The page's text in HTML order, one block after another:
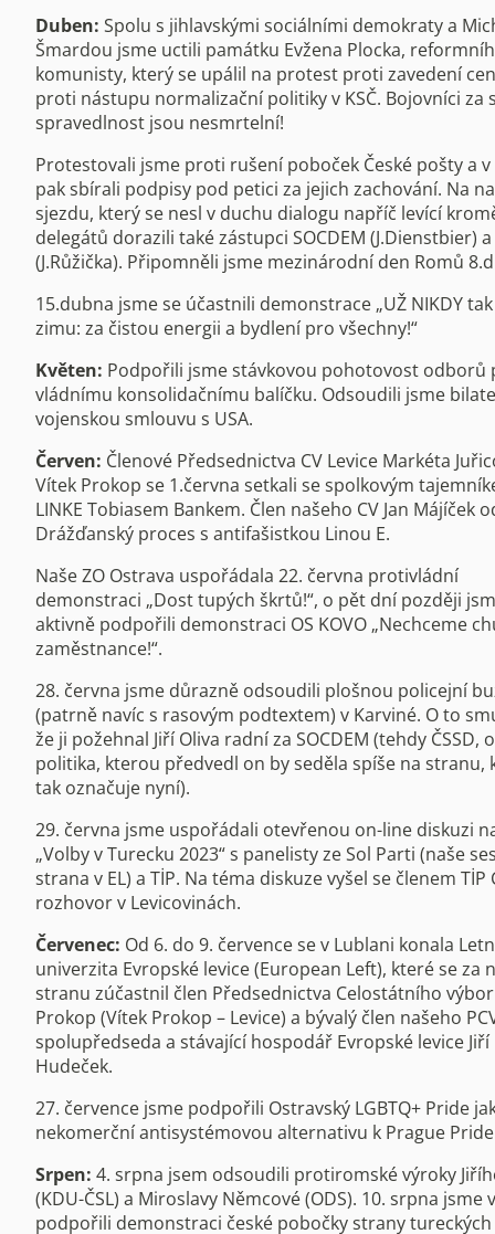
Duben: Spolu s jihlavskými sociálními demokraty a
Šmardou jsme uctili památku Evžena Plocka,
komunisty, který se upálil na protest proti zavedení
proti nástupu normalizační politiky v KSČ. Bojovníci za
spravedlnost jsou nesmrtelní!
Protestovali jsme proti rušení poboček České pošty a
pak sbírali podpisy pod petici za jejich zachování. Na
sjezdu, který se nesl v duchu dialogu napříč levící
delegátů dorazili také zástupci SOCDEM (J.Dienstbier) a
(J.Růžička). Připomněli jsme mezinárodní den Romů
15.dubna jsme se účastnili demonstrace „UŽ NIKDY
zimu: za čistou energii a bydlení pro všechny!“
Květen: Podpořili jsme stávkovou pohotovost odborů
vládnímu konsolidačnímu balíčku. Odsoudili jsme
vojenskou smlouvu s USA.
Červen: Členové Předsednictva CV Levice Markéta
Vítek Prokop se 1.června setkali se spolkovým
LINKE Tobiasem Bankem. Člen našeho CV Jan Májíček
Drážďanský proces s antifašistkou Linou E.
Naše ZO Ostrava uspořádala 22. června protivládní
demonstraci „Dost tupých škrtů!“, o pět dní později
aktivně podpořili demonstraci OS KOVO „Nechceme
zaměstnance!“.
28. června jsme důrazně odsoudili plošnou policejní
(patrně navíc s rasovým podtextem) v Karviné. O to
že ji požehnal Jiří Oliva radní za SOCDEM (tehdy ČSSD,
politika, kterou předvedl on by seděla spíše na stranu,
tak označuje nyní).
29. června jsme uspořádali otevřenou on-line diskuzi
„Volby v Turecku 2023“ s panelisty ze Sol Parti (naše
strana v EL) a TİP. Na téma diskuze vyšel se členem TİP
rozhovor v Levicovinách.
Červenec: Od 6. do 9. července se v Lublani konala
univerzita Evropské levice (European Left), které se za
stranu zúčastnil člen Předsednictva Celostátního
Prokop (Vítek Prokop – Levice) a bývalý člen našeho
spolupředseda a stávající hospodář Evropské levice Jiří
Hudeček.
27. července jsme podpořili Ostravský LGBTQ+ Pride
nekomerční antisystémovou alternativu k Prague
Srpen: 4. srpna jsem odsoudili protiromské výroky
(KDU-ČSL) a Miroslavy Němcové (ODS). 10. srpna jsme
podpořili demonstraci české pobočky strany tureckých